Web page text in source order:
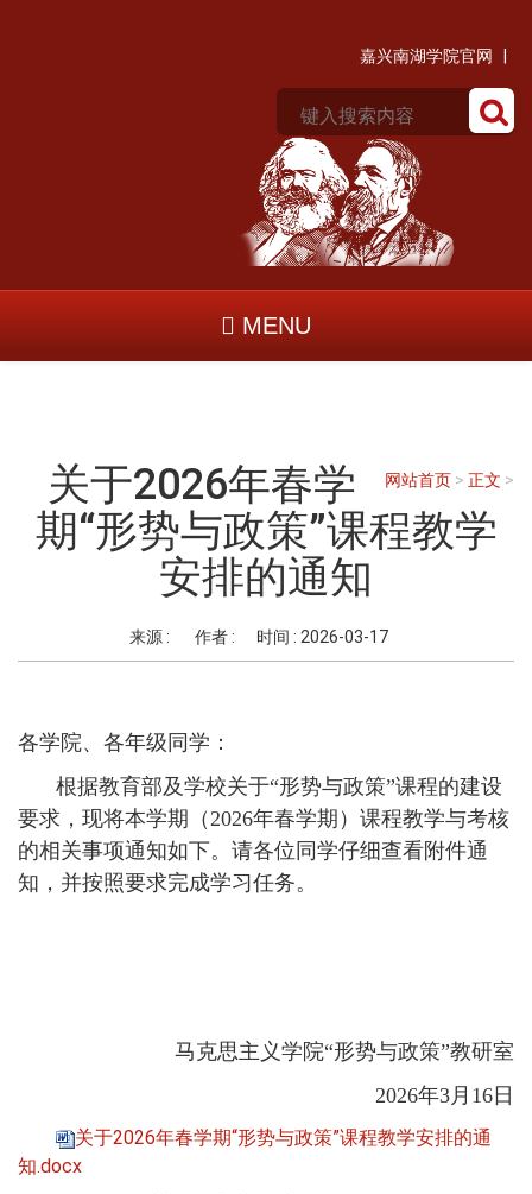
嘉兴南湖学院官网 |
MENU
网站首页 > 正文 >
关于2026年春学
期“形势与政策”课程教学
安排的通知
来源 : 作者 : 时间 : 2026-03-17
各学院、各年级同学：
根据教育部及学校关于“形势与政策”课程的建设
要求，现将本学期（2026年春学期）课程教学与考核
的相关事项通知如下。请各位同学仔细查看附件通
知，并按照要求完成学习任务。
马克思主义学院“形势与政策”教研室
2026年3月16日
关于2026年春学期“形势与政策”课程教学安排的通
知.docx